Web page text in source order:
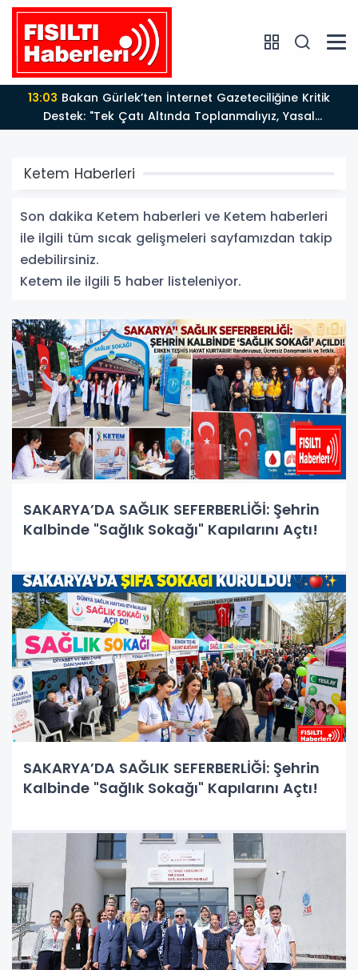
13:03
Destek: "Tek Çatı Altında Toplanmalıyız, Yasal
Düzenlemeye Hazırız"
Ketem Haberleri
Son dakika Ketem haberleri ve Ketem haberleri
ile ilgili tüm sıcak gelişmeleri sayfamızdan takip
edebilirsiniz.
Ketem ile ilgili 5 haber listeleniyor.
SAKARYA’DA SAĞLIK SEFERBERLİĞİ: Şehrin
Kalbinde "Sağlık Sokağı" Kapılarını Açtı!
SAKARYA’DA SAĞLIK SEFERBERLİĞİ: Şehrin
Kalbinde "Sağlık Sokağı" Kapılarını Açtı!